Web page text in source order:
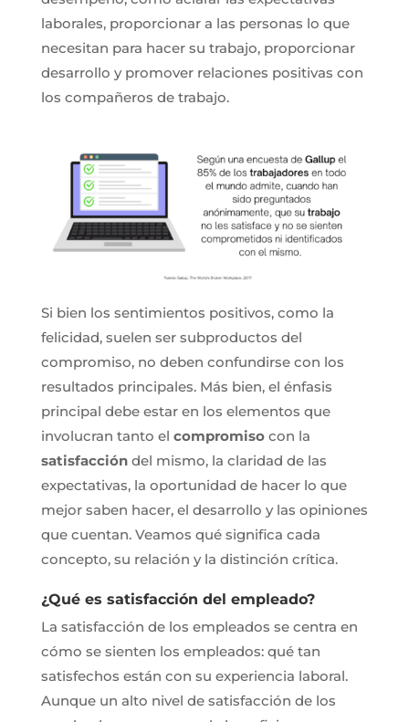
laborales, proporcionar a las personas lo que
necesitan para hacer su trabajo, proporcionar
desarrollo y promover relaciones positivas con
los compañeros de trabajo.
Si bien los sentimientos positivos, como la
felicidad, suelen ser subproductos del
compromiso, no deben confundirse con los
resultados principales. Más bien, el énfasis
principal debe estar en los elementos que
involucran tanto el compromisocon la
satisfaccióndel mismo, la claridad de las
expectativas, la oportunidad de hacer lo que
mejor saben hacer, el desarrollo y las opiniones
que cuentan. Veamos qué significa cada
concepto, su relación y la distinción crítica.
¿Qué es satisfacción del empleado?
La satisfacción de los empleados se centra en
cómo se sienten los empleados: qué tan
satisfechos están con su experiencia laboral.
Aunque un alto nivel de satisfacción de los